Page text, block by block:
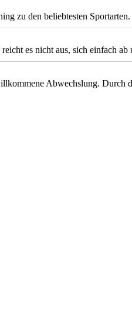
zu den beliebtesten
es nicht aus, sich einfach ab
Abwechslung. Durch